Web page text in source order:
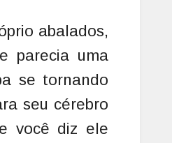
abalados,
parecia uma
se tornando
seu cérebro
você diz ele